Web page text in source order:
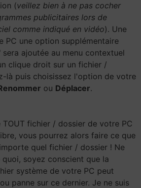
(veillez bien à ne pas cocher
publicitaires lors de
comme indiqué en vidéo). Une
PC une option supplémentaire
sera ajoutée au menu contextuel
clique droit sur un fichier /
là puis choisissez l'option de votre
ou Déplacer.
fichier / dossier de votre PC
vous pourrez alors faire ce que
quel fichier / dossier ! Ne
soyez conscient que la
système de votre PC peut
panne sur ce dernier. Je ne suis